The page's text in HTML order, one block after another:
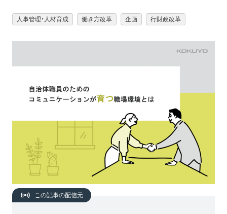
人事管理・人材育成 働き方改革 企画 行財政改革
この記事の配信元